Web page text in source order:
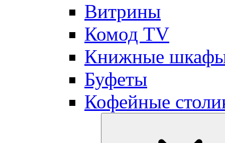
Витрины
Комод TV
Книжные
Буфеты
Кофейные